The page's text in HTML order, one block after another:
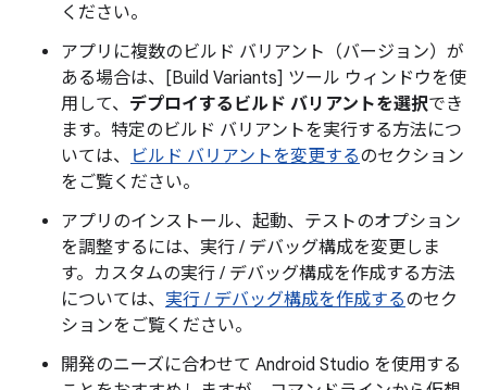
ください。
アプリに複数のビルド バリアント（バージョン）が
ある場合は、[Build Variants] ツール ウィンドウを使
用して、 デプロイするビルド バリアントを選択でき
ます。特定のビルド バリアントを実行する方法につ
いては、
ビルド バリアントを変更するのセクション
をご覧ください。
アプリのインストール、起動、テストのオプション
を調整するには、実行 / デバッグ構成を変更しま
す。カスタムの実行 / デバッグ構成を作成する方法
については、 実行 / デバッグ構成を作成するのセク
ションをご覧ください。
開発のニーズに合わせて Android Studio を使用する